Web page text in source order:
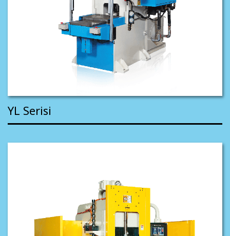
YL Serisi